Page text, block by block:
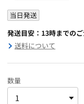
当日発送
発送目安：13時までの
送料について
数量